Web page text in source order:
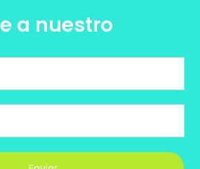
a nuestro